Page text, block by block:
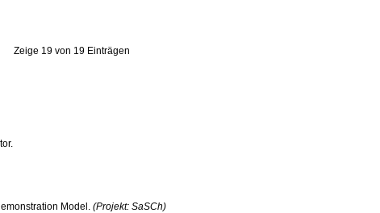
Zeige 19 von 19 Einträgen
Model.(Projekt: SaSCh)